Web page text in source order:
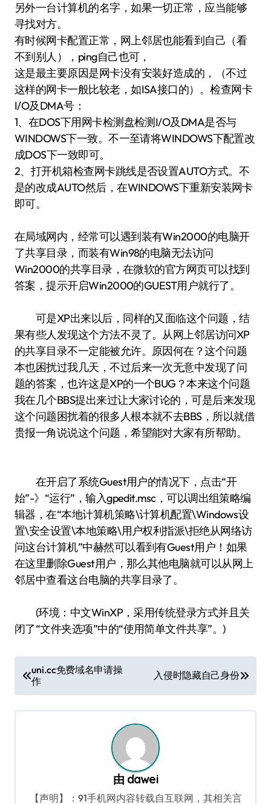
另外一台计算机的名字，如果一切正常，应当能够
寻找对方。
有时候网卡配置正常，网上邻居也能看到自己（看
不到别人），ping自己也可，
这是最主要原因是网卡没有安装好造成的，（不过
这样的网卡一般比较老，如ISA接口的）。检查网卡
I/O及DMA号：
1、在DOS下用网卡检测盘检测I/O及DMA是否与
WINDOWS下一致。不一至请将WINDOWS下配置改
成DOS下一致即可。
2、打开机箱检查网卡跳线是否设置AUTO方式。不
是的改成AUTO然后，在WINDOWS下重新安装网卡
即可。
在局域网内，经常可以遇到装有Win2000的电脑开
了共享目录，而装有Win98的电脑无法访问
Win2000的共享目录，在微软的官方网页可以找到
答案，提示开启Win2000的GUEST用户就行了。
可是XP出来以后，同样的又面临这个问题，结
果有些人发现这个方法不灵了。从网上邻居访问XP
的共享目录不一定能被允许。原因何在？这个问题
本也困扰过我几天，不过后来一次无意中发现了问
题的答案，也许这是XP的一个BUG？本来这个问题
我在几个BBS提出来过让大家讨论的，可是后来发现
这个问题困扰着的很多人根本就不去BBS，所以就借
贵报一角说说这个问题，希望能对大家有所帮助。
在开启了系统Guest用户的情况下，点击“开
始”-》“运行”，输入gpedit.msc，可以调出组策略编
辑器，在“本地计算机策略\计算机配置\Windows设
置\安全设置\本地策略\用户权利指派\拒绝从网络访
问这台计算机”中赫然可以看到有Guest用户！如果
在这里删除Guest用户，那么其他电脑就可以从网上
邻居中查看这台电脑的共享目录了。
(环境：中文WinXP，采用传统登录方式并且关
闭了“文件夹选项”中的“使用简单文件共享”。)
章
导
uni.cc免费域名申请操
作
入侵时隐藏自己身份
由 dawei
【声明】：91手机网内容转载自互联网，其相关言